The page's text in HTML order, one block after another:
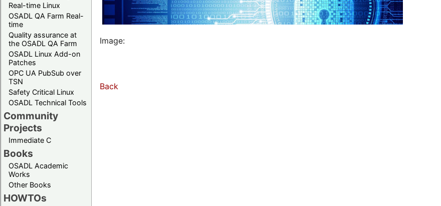
Real-time Linux
OSADL QA Farm Real-
time
Quality assurance at
the OSADL QA Farm
OSADL Linux Add-on
Patches
OPC UA PubSub over
TSN
Safety Critical Linux
OSADL Technical Tools
Community
Projects
Immediate C
Books
OSADL Academic
Works
Other Books
HOWTOs
Image:
Back